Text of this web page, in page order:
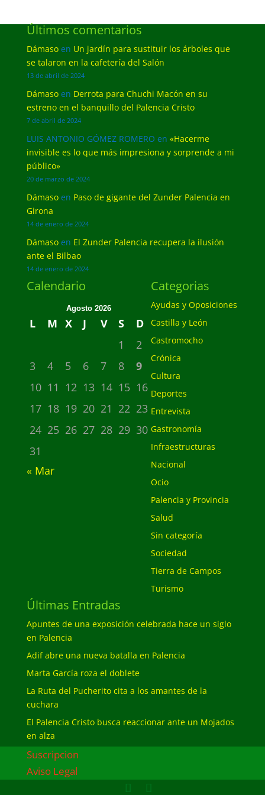
Últimos comentarios
Dámasoen Un jardín para sustituir los árboles que
se talaron en la cafetería del Salón
13 de abril de 2024
Dámasoen Derrota para Chuchi Macón en su
estreno en el banquillo del Palencia Cristo
7 de abril de 2024
LUIS ANTONIO GÓMEZ ROMERO en «Hacerme
invisible es lo que más impresiona y sorprende a mi
público»
20 de marzo de 2024
Dámasoen Paso de gigante del Zunder Palencia en
Girona
14 de enero de 2024
Dámasoen El Zunder Palencia recupera la ilusión
ante el Bilbao
14 de enero de 2024
Calendario
Agosto 2026
L M X J V S
D
1
2
3
4 5 6 7 8
9
10 11 12 13 14 15 16
17 18 19 20 21 22 23
24 25 26 27 28 29 30
31
« Mar
Categorias
Ayudas y Oposiciones
Castilla y León
Castromocho
Crónica
Cultura
Deportes
Entrevista
Gastronomía
Infraestructuras
Nacional
Ocio
Palencia y Provincia
Salud
Sin categoría
Sociedad
Tierra de Campos
Turismo
Últimas Entradas
Apuntes de una exposición celebrada hace un siglo
en Palencia
Adif abre una nueva batalla en Palencia
Marta García roza el doblete
La Ruta del Pucherito cita a los amantes de la
cuchara
El Palencia Cristo busca reaccionar ante un Mojados
en alza
Suscripcion
Aviso Legal